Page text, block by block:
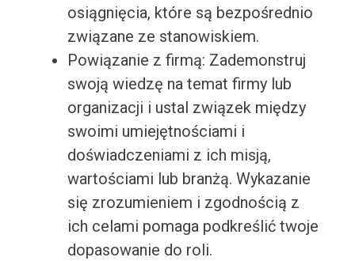
osiągnięcia, które są bezpośrednio
związane ze stanowiskiem.
Powiązanie z firmą: Zademonstruj
swoją wiedzę na temat firmy lub
organizacji i ustal związek między
swoimi umiejętnościami i
doświadczeniami z ich misją,
wartościami lub branżą. Wykazanie
się zrozumieniem i zgodnością z
ich celami pomaga podkreślić twoje
dopasowanie do roli.